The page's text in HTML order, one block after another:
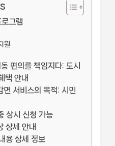
그램
원
편의를 책임지다: 도시
택 안내
면 서비스의 목적: 시민
상시 신청 가능
상세 안내
용 상세 정보